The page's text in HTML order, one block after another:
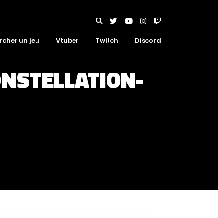
un jeu Vtuber Twitch Discord